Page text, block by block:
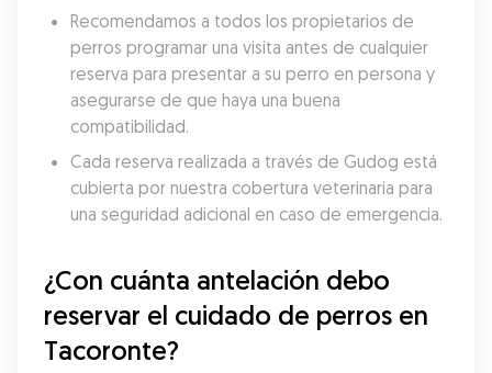
Recomendamos a todos los propietarios de
perros programar una visita antes de cualquier
reserva para presentar a su perro en persona y
asegurarse de que haya una buena
compatibilidad.
Cada reserva realizada a través de Gudog está
cubierta por nuestra cobertura veterinaria para
una seguridad adicional en caso de emergencia.
¿Con cuánta antelación debo
reservar el cuidado de perros en
Tacoronte?